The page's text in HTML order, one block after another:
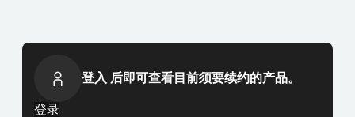
登入 后即可查看目前须要续约的产品。
登录